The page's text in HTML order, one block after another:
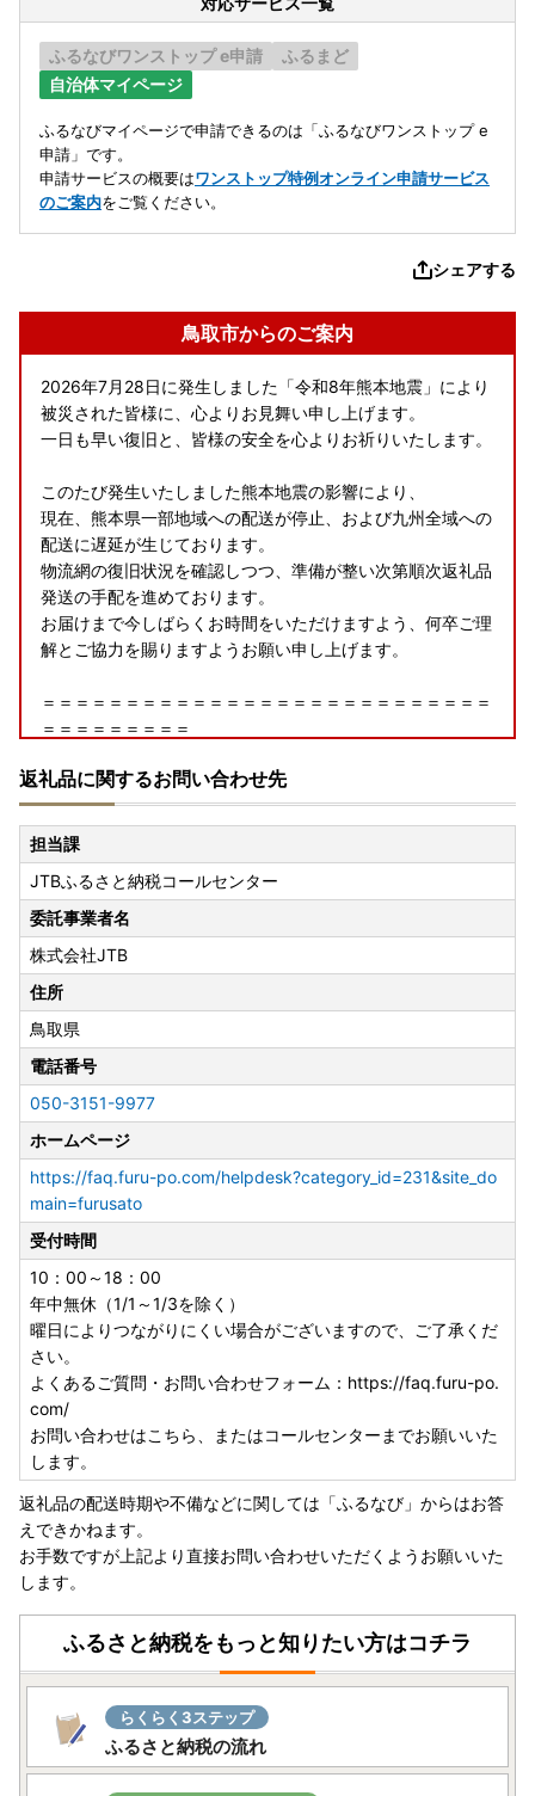
ふるなびワンストップ e申請
ふるまど
自治体マイページ
ふるなびマイページで申請できるのは「ふるなびワンストップ e
申請」です。
申請サービスの概要はワンストップ特例オンライン申請サービス
のご案内をご覧ください。
シェアする
鳥取市からのご案内
2026年7月28日に発生しました「令和8年熊本地震」により
被災された皆様に、心よりお見舞い申し上げます。
一日も早い復旧と、皆様の安全を心よりお祈りいたします。
このたび発生いたしました熊本地震の影響により、
現在、熊本県一部地域への配送が停止、および九州全域への
配送に遅延が生じております。
物流網の復旧状況を確認しつつ、準備が整い次第順次返礼品
発送の手配を進めております。
お届けまで今しばらくお時間をいただけますよう、何卒ご理
解とご協力を賜りますようお願い申し上げます。
＝＝＝＝＝＝＝＝＝＝＝＝＝＝＝＝＝＝＝＝＝＝＝＝＝＝＝
＝＝＝＝＝＝＝＝＝
オンラインワンストップサービスを開始しました。
希望される方は、自治体マイページからお手続きをお願いい
たします。
自治体マイページ →https://mypg.jp/
●返礼品の発送について
返礼品の発送については、提供事業者の準備が整い次第順次
発送しておりますが、返礼品によっては発送までに時間を要
するものや、生産可能な季節などがある場合があります。
また、住所変更のご連絡が無かった際など受取人様のご都合
でお受取りいただけなかった場合、再発送はいたしかねます
ので、あらかじめご了承ください。
返礼品に関するお問い合わせ先
担当課
JTBふるさと納税コールセンター
委託事業者名
株式会社JTB
住所
鳥取県
電話番号
050-3151-9977
ホームページ
https://faq.furu-po.com/helpdesk?category_id=231&site_do
main=furusato
受付時間
10：00～18：00
年中無休（1/1～1/3を除く）
曜日によりつながりにくい場合がございますので、ご了承くだ
さい。
よくあるご質問・お問い合わせフォーム：https://faq.furu-po.
com/
お問い合わせはこちら、またはコールセンターまでお願いいた
します。
返礼品の配送時期や不備などに関しては「ふるなび」からはお答
えできかねます。
お手数ですが上記より直接お問い合わせいただくようお願いいた
します。
ふるさと納税をもっと知りたい方はコチラ
らくらく3ステップ
ふるさと納税の流れ